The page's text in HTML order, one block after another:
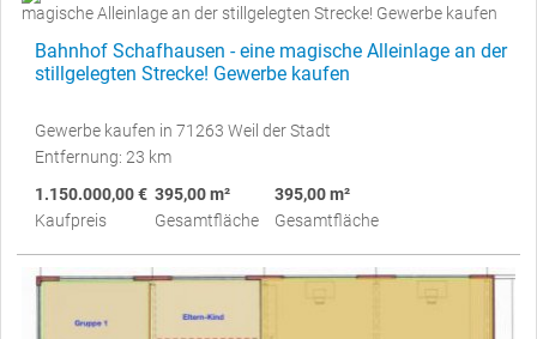
Bahnhof Schafhausen - eine magische Alleinlage an der
stillgelegten Strecke! Gewerbe kaufen
Gewerbe kaufen in 71263 Weil der Stadt
Entfernung: 23 km
1.150.000,00 €
Kaufpreis
395,00 m²
Gesamtfläche
395,00 m²
Gesamtfläche